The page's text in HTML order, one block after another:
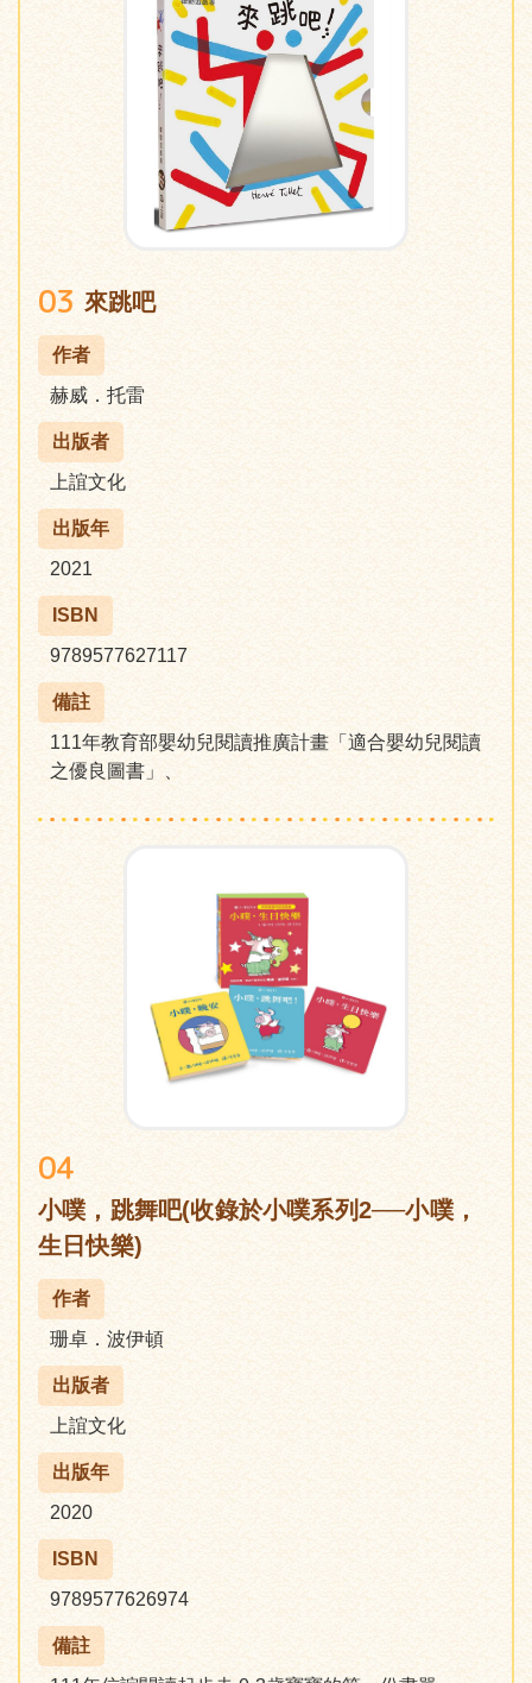
03 來跳吧
作者
赫威．托雷
出版者
上誼文化
出版年
2021
ISBN
9789577627117
備註
111年教育部嬰幼兒閱讀推廣計畫「適合嬰幼兒閱讀
之優良圖書」、
04
小噗，跳舞吧(收錄於小噗系列2──小噗，
生日快樂)
作者
珊卓．波伊頓
出版者
上誼文化
出版年
2020
ISBN
9789577626974
備註